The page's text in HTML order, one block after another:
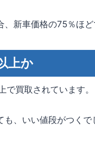
新車価格の75％ほど
上か
買取されています。
、いい値段がつくで